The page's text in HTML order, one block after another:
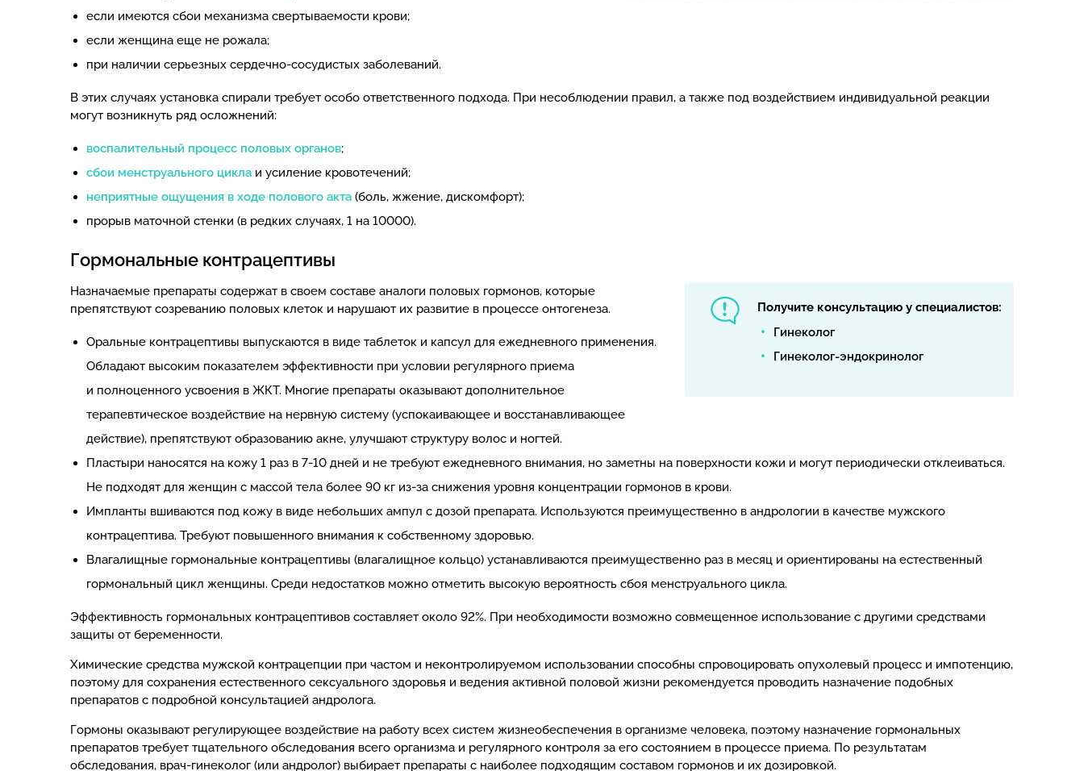
если имеются сбои механизма свертываемости крови;
если женщина еще не рожала;
при наличии серьезных сердечно-сосудистых заболеваний.
В этих случаях установка спирали требует особо ответственного подхода. При несоблюдении правил, а также под воздействием индивидуальной реакции
могут возникнуть ряд осложнений:
воспалительный процесс половых органов;
сбои менструального цикла и усиление кровотечений;
неприятные ощущения в ходе полового акта (боль, жжение, дискомфорт);
прорыв маточной стенки (в редких случаях, 1 на 10000).
Гормональные контрацептивы
Получите консультацию у специалистов:
Гинеколог
Гинеколог-эндокринолог
Назначаемые препараты содержат в своем составе аналоги половых гормонов, которые
препятствуют созреванию половых клеток и нарушают их развитие в процессе онтогенеза.
Оральные контрацептивы выпускаются в виде таблеток и капсул для ежедневного применения.
Обладают высоким показателем эффективности при условии регулярного приема
и полноценного усвоения в ЖКТ. Многие препараты оказывают дополнительное
терапевтическое воздействие на нервную систему (успокаивающее и восстанавливающее
действие), препятствуют образованию акне, улучшают структуру волос и ногтей.
Пластыри наносятся на кожу 1 раз в 7-10 дней и не требуют ежедневного внимания, но заметны на поверхности кожи и могут периодически отклеиваться.
Не подходят для женщин с массой тела более 90 кг из-за снижения уровня концентрации гормонов в крови.
Импланты вшиваются под кожу в виде небольших ампул с дозой препарата. Используются преимущественно в андрологии в качестве мужского
контрацептива. Требуют повышенного внимания к собственному здоровью.
Влагалищные гормональные контрацептивы (влагалищное кольцо) устанавливаются преимущественно раз в месяц и ориентированы на естественный
гормональный цикл женщины. Среди недостатков можно отметить высокую вероятность сбоя менструального цикла.
Эффективность гормональных контрацептивов составляет около 92%. При необходимости возможно совмещенное использование с другими средствами
защиты от беременности.
Химические средства мужской контрацепции при частом и неконтролируемом использовании способны спровоцировать опухолевый процесс и импотенцию,
поэтому для сохранения естественного сексуального здоровья и ведения активной половой жизни рекомендуется проводить назначение подобных
препаратов с подробной консультацией андролога.
Гормоны оказывают регулирующее воздействие на работу всех систем жизнеобеспечения в организме человека, поэтому назначение гормональных
препаратов требует тщательного обследования всего организма и регулярного контроля за его состоянием в процессе приема. По результатам
обследования, врач-гинеколог (или андролог) выбирает препараты с наиболее подходящим составом гормонов и их дозировкой.